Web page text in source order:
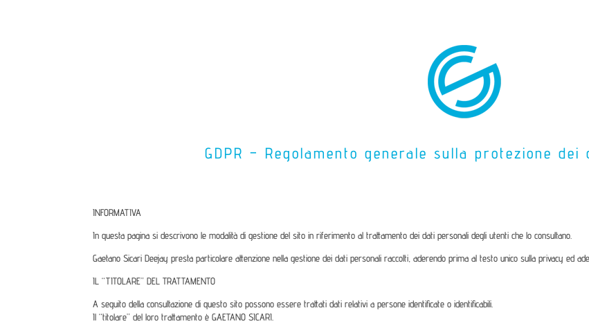
GDPR – Regolamento generale sulla protezione dei
INFORMATIVA
In questa pagina si descrivono le modalità di gestione del sito in riferimento al trattamento dei dati personali degli utenti che lo consultano.
Gaetano Sicari Deejay presta particolare attenzione nella gestione dei dati personali raccolti, aderendo prima al testo unico sulla privacy ed
IL “TITOLARE” DEL TRATTAMENTO
A seguito della consultazione di questo sito possono essere trattati dati relativi a persone identificate o identificabili.
Il “titolare” del loro trattamento è GAETANO SICARI.